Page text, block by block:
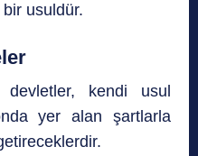
bir usuldür.
kendi usul
yer alan şartlarla